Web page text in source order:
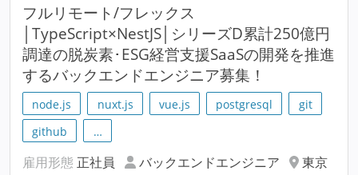
フルリモート/フレックス
│TypeScript×NestJS│シリーズD累計250億円
調達の脱炭素･ESG経営支援SaaSの開発を推進
するバックエンドエンジニア募集！
node.js nuxt.js vue.js postgresql
git
github
…
雇用形態 正社員 バックエンドエンジニア
東京